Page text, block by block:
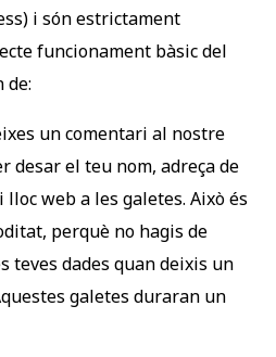
i són estrictament
funcionament bàsic del
de:
un comentari al nostre
desar el teu nom, adreça de
web a les galetes. Això és
perquè no hagis de
teves dades quan deixis un
galetes duraran un